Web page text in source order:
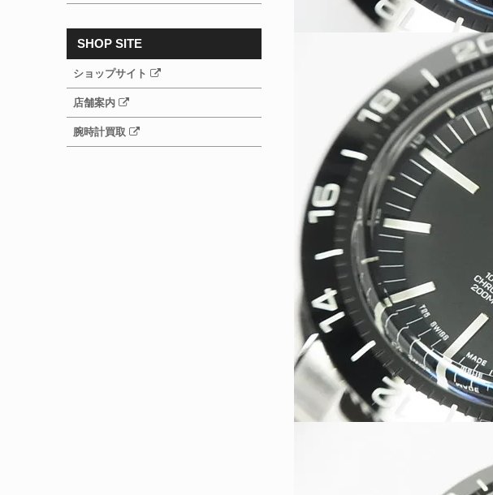
SHOP SITE
ショップサイト
店舗案内
腕時計買取